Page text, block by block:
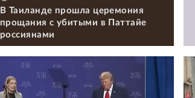
В Таиланде прошла церемония
прощания с убитыми в Паттайе
россиянами